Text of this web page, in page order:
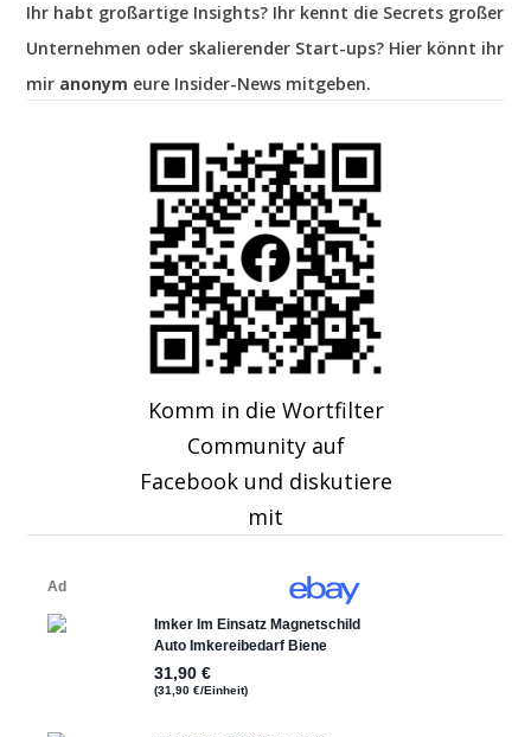
Ihr habt großartige Insights? Ihr kennt die Secrets großer
Unternehmen oder skalierender Start-ups? Hier könnt ihr
mir anonym eure Insider-News mitgeben.
Komm in die Wortfilter
Community auf
Facebook und diskutiere
mit